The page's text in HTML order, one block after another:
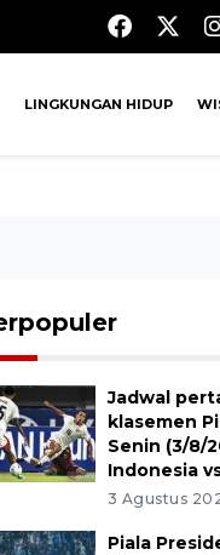
LINGKUNGAN HIDUP
Jadwal
klasemen
Senin (3/8/
Indonesia
3 Agustus
Piala